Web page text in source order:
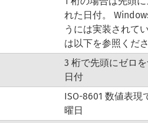
れた日付。
うには実装されて
は以下を参照くださ
3 桁で先頭にゼロ
日付
ISO-8601 数値表現
曜日